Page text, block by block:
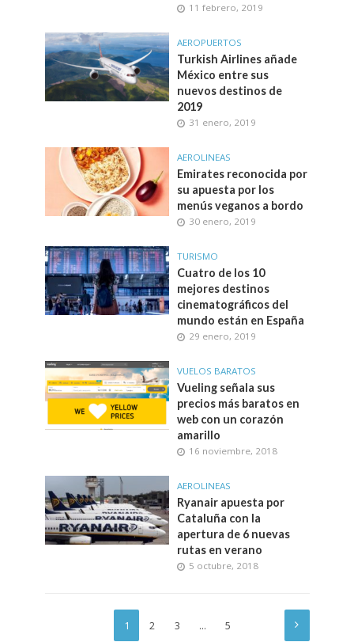
11 febrero, 2019
AEROPUERTOS
Turkish Airlines añade
México entre sus
nuevos destinos de
2019
31 enero, 2019
AEROLINEAS
Emirates reconocida por
su apuesta por los
menús veganos a bordo
30 enero, 2019
TURISMO
Cuatro de los 10
mejores destinos
cinematográficos del
mundo están en España
29 enero, 2019
VUELOS BARATOS
Vueling señala sus
precios más baratos en
web con un corazón
amarillo
16 noviembre, 2018
AEROLINEAS
Ryanair apuesta por
Cataluña con la
apertura de 6 nuevas
rutas en verano
5 octubre, 2018
1 2 3 … 5